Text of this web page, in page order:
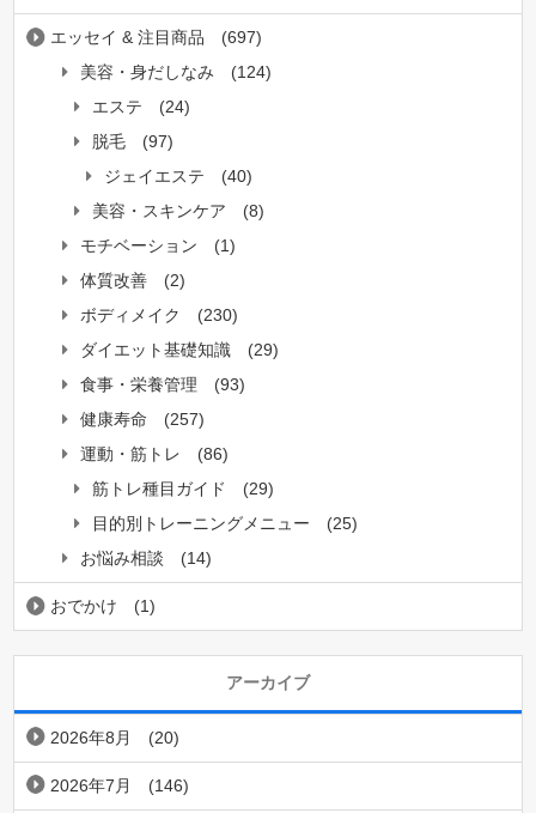
エッセイ & 注目商品
(697)
美容・身だしなみ
(124)
エステ
(24)
脱毛
(97)
ジェイエステ
(40)
美容・スキンケア
(8)
モチベーション
(1)
体質改善
(2)
ボディメイク
(230)
ダイエット基礎知識
(29)
食事・栄養管理
(93)
健康寿命
(257)
運動・筋トレ
(86)
筋トレ種目ガイド
(29)
目的別トレーニングメニュー
(25)
お悩み相談
(14)
おでかけ (1)
アーカイブ
2026年8月 (20)
2026年7月 (146)